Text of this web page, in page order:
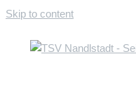
Skip to content